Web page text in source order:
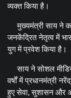
व्यक्त किया है।
मुख्यमंत्री साय ने
जनकेंद्रित नेतृत्व में
युग में प्रवेश किया है।
साय ने सोशल
वर्षों में प्रधानमंत्री
हुए सेवा, सुशासन और